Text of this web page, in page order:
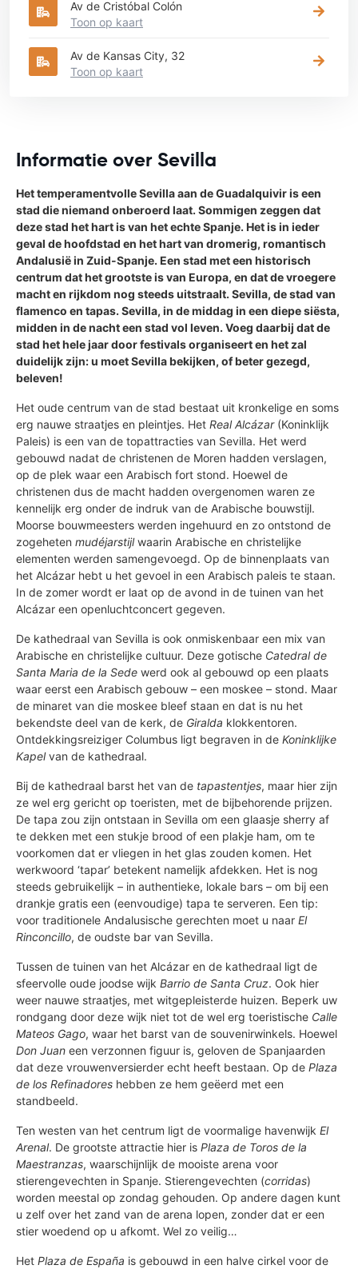
Av de Cristóbal Colón
Toon op kaart
Av de Kansas City, 32
Toon op kaart
Informatie over Sevilla
Het temperamentvolle Sevilla aan de Guadalquivir is een
stad die niemand onberoerd laat. Sommigen zeggen dat
deze stad het hart is van het echte Spanje. Het is in ieder
geval de hoofdstad en het hart van dromerig, romantisch
Andalusië in Zuid-Spanje. Een stad met een historisch
centrum dat het grootste is van Europa, en dat de vroegere
macht en rijkdom nog steeds uitstraalt. Sevilla, de stad van
flamenco en tapas. Sevilla, in de middag in een diepe siësta,
midden in de nacht een stad vol leven. Voeg daarbij dat de
stad het hele jaar door festivals organiseert en het zal
duidelijk zijn: u moet Sevilla bekijken, of beter gezegd,
beleven!
Het oude centrum van de stad bestaat uit kronkelige en soms
erg nauwe straatjes en pleintjes. Het Real Alcázar(Koninklijk
Paleis) is een van de topattracties van Sevilla. Het werd
gebouwd nadat de christenen de Moren hadden verslagen,
op de plek waar een Arabisch fort stond. Hoewel de
christenen dus de macht hadden overgenomen waren ze
kennelijk erg onder de indruk van de Arabische bouwstijl.
Moorse bouwmeesters werden ingehuurd en zo ontstond de
zogeheten mudéjarstijlwaarin Arabische en christelijke
elementen werden samengevoegd. Op de binnenplaats van
het Alcázar hebt u het gevoel in een Arabisch paleis te staan.
In de zomer wordt er laat op de avond in de tuinen van het
Alcázar een openluchtconcert gegeven.
De kathedraal van Sevilla is ook onmiskenbaar een mix van
Arabische en christelijke cultuur. Deze gotische Catedral de
Santa Maria de la Sede werd ook al gebouwd op een plaats
waar eerst een Arabisch gebouw – een moskee – stond. Maar
de minaret van die moskee bleef staan en dat is nu het
bekendste deel van de kerk, de Giralda klokkentoren.
Ontdekkingsreiziger Columbus ligt begraven in de Koninklijke
Kapelvan de kathedraal.
Bij de kathedraal barst het van de tapastentjes, maar hier zijn
ze wel erg gericht op toeristen, met de bijbehorende prijzen.
De tapa zou zijn ontstaan in Sevilla om een glaasje sherry af
te dekken met een stukje brood of een plakje ham, om te
voorkomen dat er vliegen in het glas zouden komen. Het
werkwoord ‘tapar’ betekent namelijk afdekken. Het is nog
steeds gebruikelijk – in authentieke, lokale bars – om bij een
drankje gratis een (eenvoudige) tapa te serveren. Een tip:
voor traditionele Andalusische gerechten moet u naar El
Rinconcillo, de oudste bar van Sevilla.
Tussen de tuinen van het Alcázar en de kathedraal ligt de
sfeervolle oude joodse wijk Barrio de Santa Cruz. Ook hier
weer nauwe straatjes, met witgepleisterde huizen. Beperk uw
rondgang door deze wijk niet tot de wel erg toeristische Calle
Mateos Gago, waar het barst van de souvenirwinkels. Hoewel
Don Juan een verzonnen figuur is, geloven de Spanjaarden
dat deze vrouwenversierder echt heeft bestaan. Op de Plaza
de los Refinadores hebben ze hem geëerd met een
standbeeld.
Ten westen van het centrum ligt de voormalige havenwijk El
Arenal. De grootste attractie hier is Plaza de Toros de la
Maestranzas, waarschijnlijk de mooiste arena voor
stierengevechten in Spanje. Stierengevechten (corridas)
worden meestal op zondag gehouden. Op andere dagen kunt
u zelf over het zand van de arena lopen, zonder dat er een
stier woedend op u afkomt. Wel zo veilig…
Het Plaza de España is gebouwd in een halve cirkel voor de